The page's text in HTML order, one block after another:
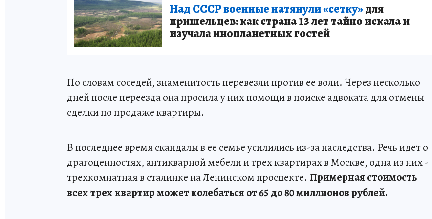
Над СССР военные натянули «сетку»для
пришельцев: как страна 13 лет тайно искала и
изучала инопланетных гостей
По словам соседей, знаменитость перевезли против ее воли. Через несколько
дней после переезда она просила у них помощи в поиске адвоката для отмены
сделки по продаже квартиры.
В последнее время скандалы в ее семье усилились из-за наследства. Речь идет о
драгоценностях, антикварной мебели и трех квартирах в Москве, одна из них -
трехкомнатная в сталинке на Ленинском проспекте. Примерная стоимость
всех трех квартир может колебаться от 65 до 80 миллионов рублей.